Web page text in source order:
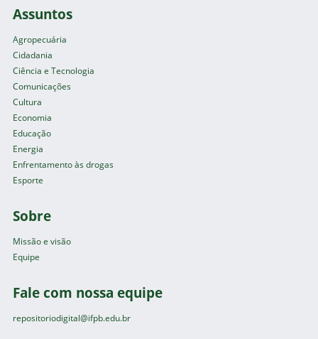
Assuntos
Agropecuária
Cidadania
Ciência e Tecnologia
Comunicações
Cultura
Economia
Educação
Energia
Enfrentamento às drogas
Esporte
Sobre
Missão e visão
Equipe
Fale com nossa equipe
repositoriodigital@ifpb.edu.br